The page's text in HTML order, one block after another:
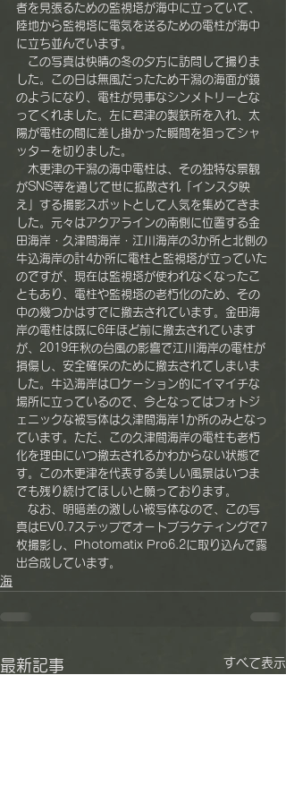
者を見張るための監視塔が海中に立っていて、
陸地から監視塔に電気を送るための電柱が海中
に立ち並んでいます。
この写真は快晴の冬の夕方に訪問して撮りま
した。この日は無風だったため干潟の海面が鏡
のようになり、電柱が見事なシンメトリーとな
ってくれました。左に君津の製鉄所を入れ、太
陽が電柱の間に差し掛かった瞬間を狙ってシャ
ッターを切りました。
木更津の干潟の海中電柱は、その独特な景観
がSNS等を通じて世に拡散され「インスタ映
え」する撮影スポットとして人気を集めてきま
した。元々はアクアラインの南側に位置する金
田海岸・久津間海岸・江川海岸の3か所と北側の
牛込海岸の計4か所に電柱と監視塔が立っていた
のですが、現在は監視塔が使われなくなったこ
ともあり、電柱や監視塔の老朽化のため、その
中の幾つかはすでに撤去されています。金田海
岸の電柱は既に6年ほど前に撤去されています
が、2019年秋の台風の影響で江川海岸の電柱が
損傷し、安全確保のために撤去されてしまいま
した。牛込海岸はロケーション的にイマイチな
場所に立っているので、今となってはフォトジ
ェニックな被写体は久津間海岸1か所のみとなっ
ています。ただ、この久津間海岸の電柱も老朽
化を理由にいつ撤去されるかわからない状態で
す。この木更津を代表する美しい風景はいつま
でも残り続けてほしいと願っております。
なお、明暗差の激しい被写体なので、この写
真はEV0.7ステップでオートブラケティングで7
枚撮影し、Photomatix Pro6.2に取り込んで露
出合成しています。
海
最新記事 すべて表示